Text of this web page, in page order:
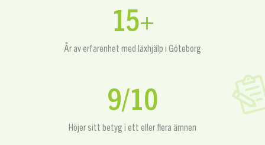
15+
År av erfarenhet med läxhjälp i Göteborg
9/10
Höjer sitt betyg i ett eller flera ämnen